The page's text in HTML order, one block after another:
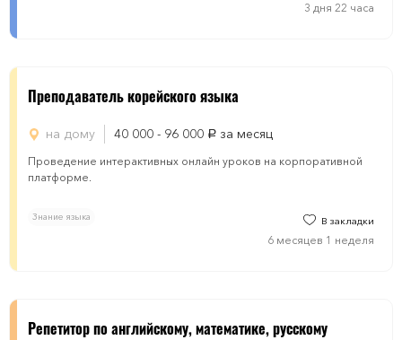
3 дня 22 часа
Преподаватель корейского языка
на дому 40 000 - 96 000 руб. за месяц
Проведение интерактивных онлайн уроков на корпоративной
платформе.
Знание языка В закладки
6 месяцев 1 неделя
Репетитор по английскому, математике, русскому